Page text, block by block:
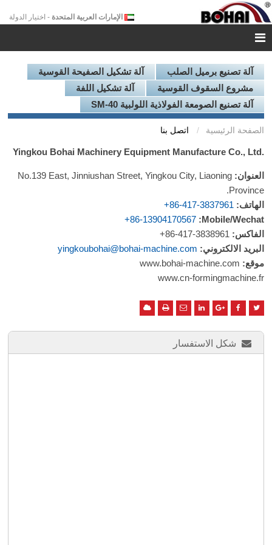
الإمارات العربية المتحدة - اختيار الدولة
آلة تصنيع برميل الصلب
آلة تشكيل الصفيحة القوسية
مشروع السقوف القوسية
آلة تشكيل اللفة
آلة تصنيع الصومعة الفولاذية اللولبية SM-40
الصفحة الرئيسية اتصل بنا
Yingkou Bohai Machinery Equipment Manufacture Co., Ltd.
العنوان: No.139 East, Jinniushan Street, Yingkou City, Liaoning
Province.
الهاتف: +86-417-3837961
Mobile/Wechat:
+86-13904170567
الفاكس: +86-417-3838961
البريد الالكتروني: yingkoubohai@bohai-machine.com
موقع:
www.cn-formingmachine.fr
شكل الاستفسار